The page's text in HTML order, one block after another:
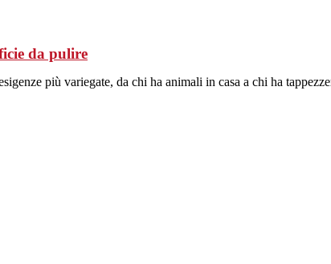
da pulire
più variegate, da chi ha animali in casa a chi ha